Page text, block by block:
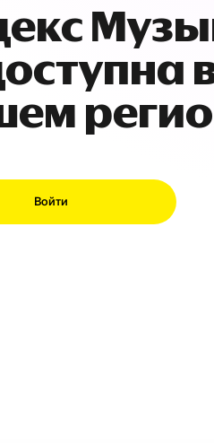
Войти